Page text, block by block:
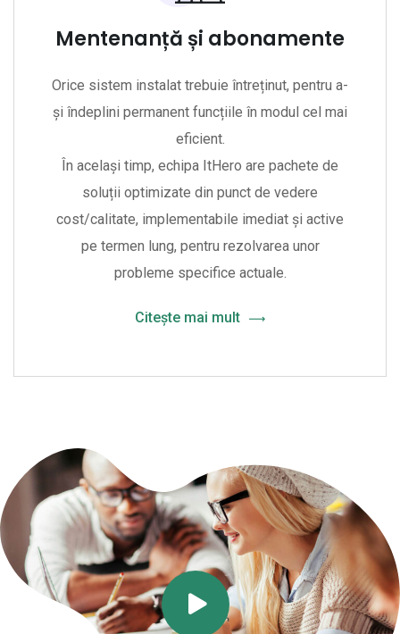
Mentenanță și abonamente
Orice sistem instalat trebuie întreținut, pentru a-
și îndeplini permanent funcțiile în modul cel mai
eficient.
În același timp, echipa ItHero are pachete de
soluții optimizate din punct de vedere
cost/calitate, implementabile imediat și active
pe termen lung, pentru rezolvarea unor
probleme specifice actuale.
Citește mai mult